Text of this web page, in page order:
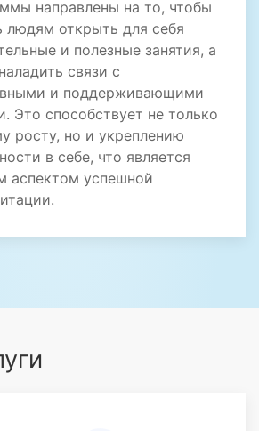
направлены на то, чтобы
людям открыть для себя
и полезные занятия, а
связи с
и поддерживающими
Это способствует не только
росту, но и укреплению
в себе, что является
аспектом успешной